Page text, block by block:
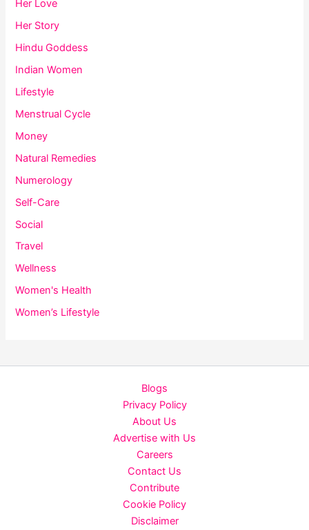
Her Love
Her Story
Hindu Goddess
Indian Women
Lifestyle
Menstrual Cycle
Money
Natural Remedies
Numerology
Self-Care
Social
Travel
Wellness
Women's Health
Women’s Lifestyle
Blogs
Privacy Policy
About Us
Advertise with Us
Careers
Contact Us
Contribute
Cookie Policy
Disclaimer